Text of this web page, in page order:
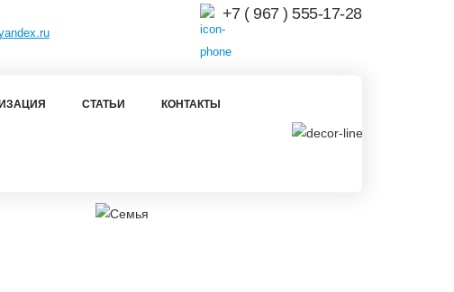
+7 ( 967 ) 555-17-28
СТАТЬИ КОНТАКТЫ